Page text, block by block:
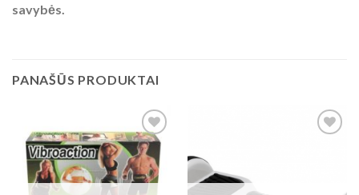
savybės.
PANAŠŪS PRODUKTAI
Add to
Wishlist